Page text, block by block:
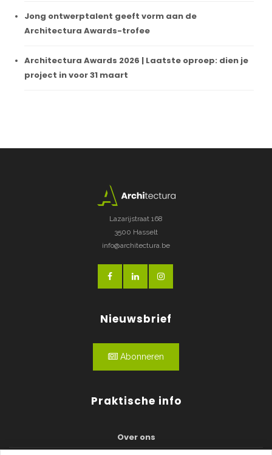
Jong ontwerptalent geeft vorm aan de
Architectura Awards-trofee
Architectura Awards 2026 | Laatste oproep: dien je
project in voor 31 maart
Lazarijstraat 168
3500 Hasselt
info@architectura.be
Nieuwsbrief
Abonneren
Praktische info
Over ons